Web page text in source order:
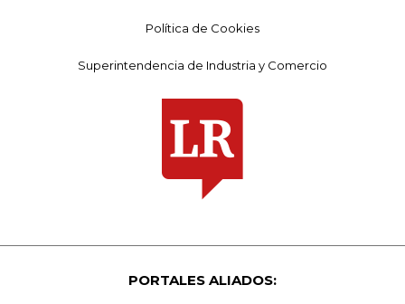
Política de Cookies
Superintendencia de Industria y Comercio
PORTALES ALIADOS: